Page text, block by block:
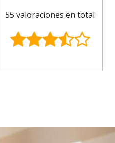
55 valoraciones en total